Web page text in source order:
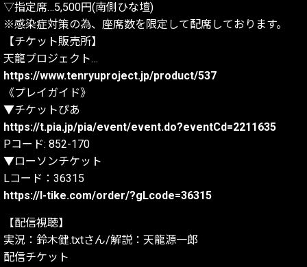
▽指定席…5,500円(南側ひな壇)
※感染症対策の為、座席数を限定して配席しております。
【チケット販売所】
天龍プロジェクト…
https://www.tenryuproject.jp/product/537
《プレイガイド》
▼チケットぴあ
https://t.pia.jp/pia/event/event.do?eventCd=2211635
Pコード: 852-170
▼ローソンチケット
Lコード：36315
https://l-tike.com/order/?gLcode=36315
【配信視聴】
実況：鈴木健.txtさん/解説：天龍源一郎
配信チケット